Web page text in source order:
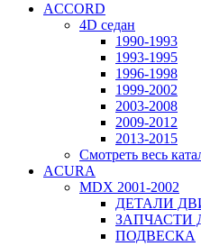
ACCORD
4D седан
1990-1993
1993-1995
1996-1998
1999-2002
2003-2008
2009-2012
2013-2015
Смотреть весь
ACURA
MDX 2001-2002
ДЕТАЛИ
ЗАПЧАСТИ
ПОДВЕСКА